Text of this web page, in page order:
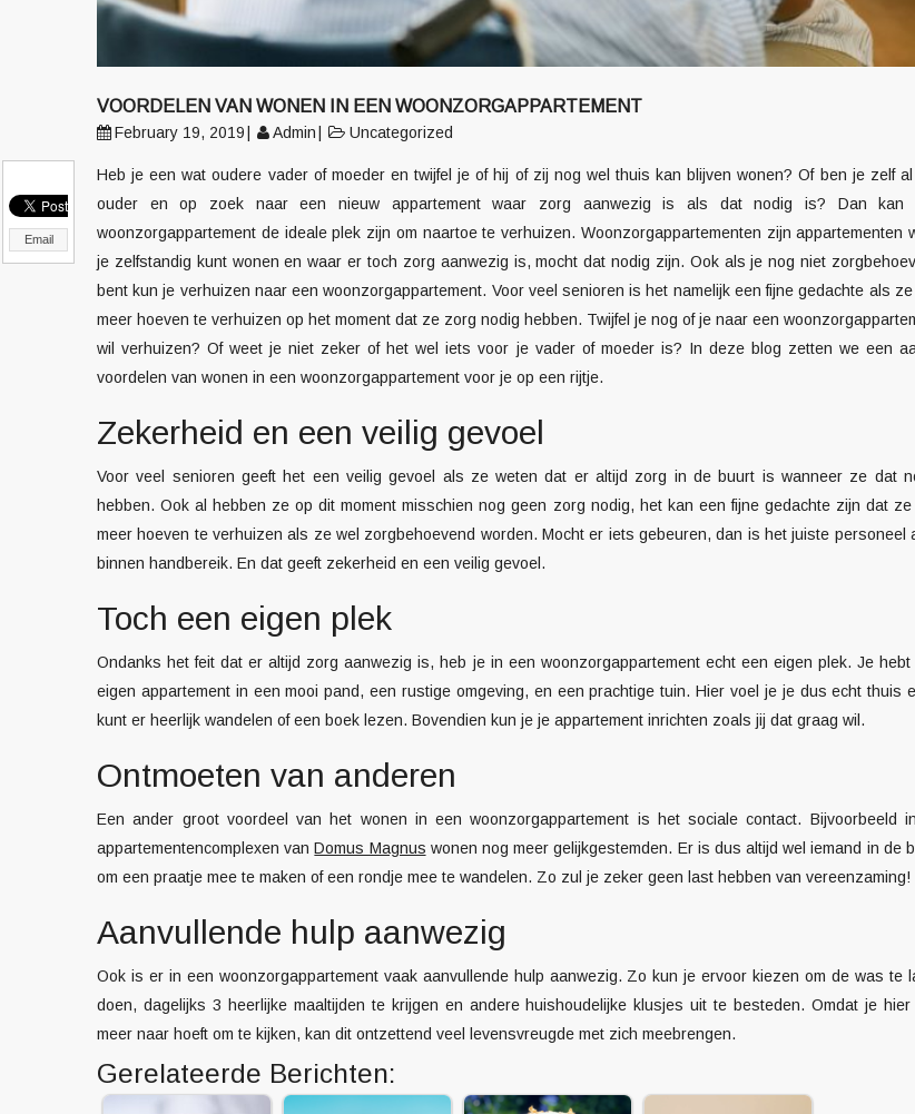
VOORDELEN VAN WONEN IN EEN WOONZORGAPPARTEMENT
February 19, 2019 Admin Uncategorized
Email
Heb je een wat oudere vader of moeder en twijfel je of hij of zij nog wel thuis kan blijven wonen? Of ben je zelf
ouder en op zoek naar een nieuw appartement waar zorg aanwezig is als dat nodig is? Dan kan
woonzorgappartement de ideale plek zijn om naartoe te verhuizen. Woonzorgappartementen zijn appartementen
je zelfstandig kunt wonen en waar er toch zorg aanwezig is, mocht dat nodig zijn. Ook als je nog niet
bent kun je verhuizen naar een woonzorgappartement. Voor veel senioren is het namelijk een fijne gedachte als
meer hoeven te verhuizen op het moment dat ze zorg nodig hebben. Twijfel je nog of je naar een
wil verhuizen? Of weet je niet zeker of het wel iets voor je vader of moeder is? In deze blog zetten we een
voordelen van wonen in een woonzorgappartement voor je op een rijtje.
Zekerheid en een veilig gevoel
Voor veel senioren geeft het een veilig gevoel als ze weten dat er altijd zorg in de buurt is wanneer ze dat
hebben. Ook al hebben ze op dit moment misschien nog geen zorg nodig, het kan een fijne gedachte zijn dat
meer hoeven te verhuizen als ze wel zorgbehoevend worden. Mocht er iets gebeuren, dan is het juiste personeel
binnen handbereik. En dat geeft zekerheid en een veilig gevoel.
Toch een eigen plek
Ondanks het feit dat er altijd zorg aanwezig is, heb je in een woonzorgappartement echt een eigen plek. Je hebt
eigen appartement in een mooi pand, een rustige omgeving, en een prachtige tuin. Hier voel je je dus echt thuis
kunt er heerlijk wandelen of een boek lezen. Bovendien kun je je appartement inrichten zoals jij dat graag wil.
Ontmoeten van anderen
Een ander groot voordeel van het wonen in een woonzorgappartement is het sociale contact. Bijvoorbeeld
appartementencomplexen vanDomus Magnus wonen nog meer gelijkgestemden. Er is dus altijd wel iemand in de
om een praatje mee te maken of een rondje mee te wandelen. Zo zul je zeker geen last hebben van vereenzaming!
Aanvullende hulp aanwezig
Ook is er in een woonzorgappartement vaak aanvullende hulp aanwezig. Zo kun je ervoor kiezen om de was te
doen, dagelijks 3 heerlijke maaltijden te krijgen en andere huishoudelijke klusjes uit te besteden. Omdat je hier
meer naar hoeft om te kijken, kan dit ontzettend veel levensvreugde met zich meebrengen.
Gerelateerde Berichten: